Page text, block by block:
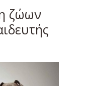
ζώων